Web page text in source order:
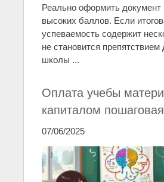
Реально оформить документ
высоких баллов. Если
успеваемость содержит
не становится
школы ...
Оплата учебы
капиталом
07/06/2025